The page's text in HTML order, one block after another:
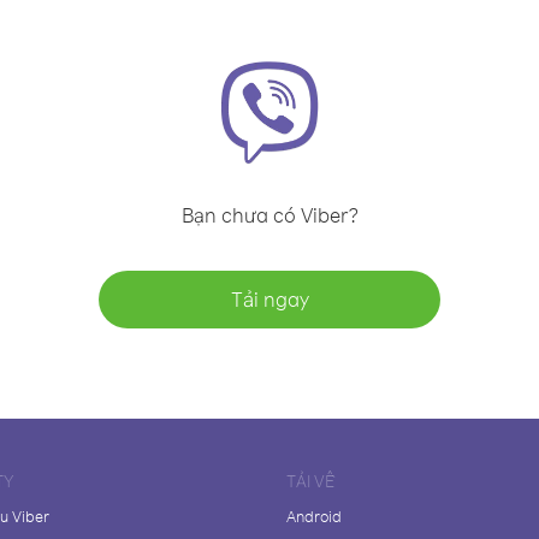
Bạn chưa có Viber?
Tải ngay
Viber
TẢI VỀ
Android